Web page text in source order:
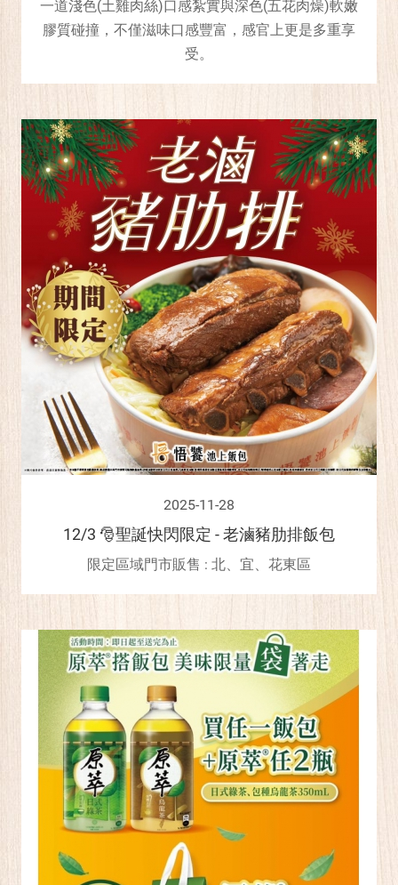
一道淺色(土雞肉絲)口感紮實與深色(五花肉燥)軟嫩
膠質碰撞，不僅滋味口感豐富，感官上更是多重享
受。
2025-11-28
12/3 🎅聖誕快閃限定 - 老滷豬肋排飯包
限定區域門市販售 : 北、宜、花東區